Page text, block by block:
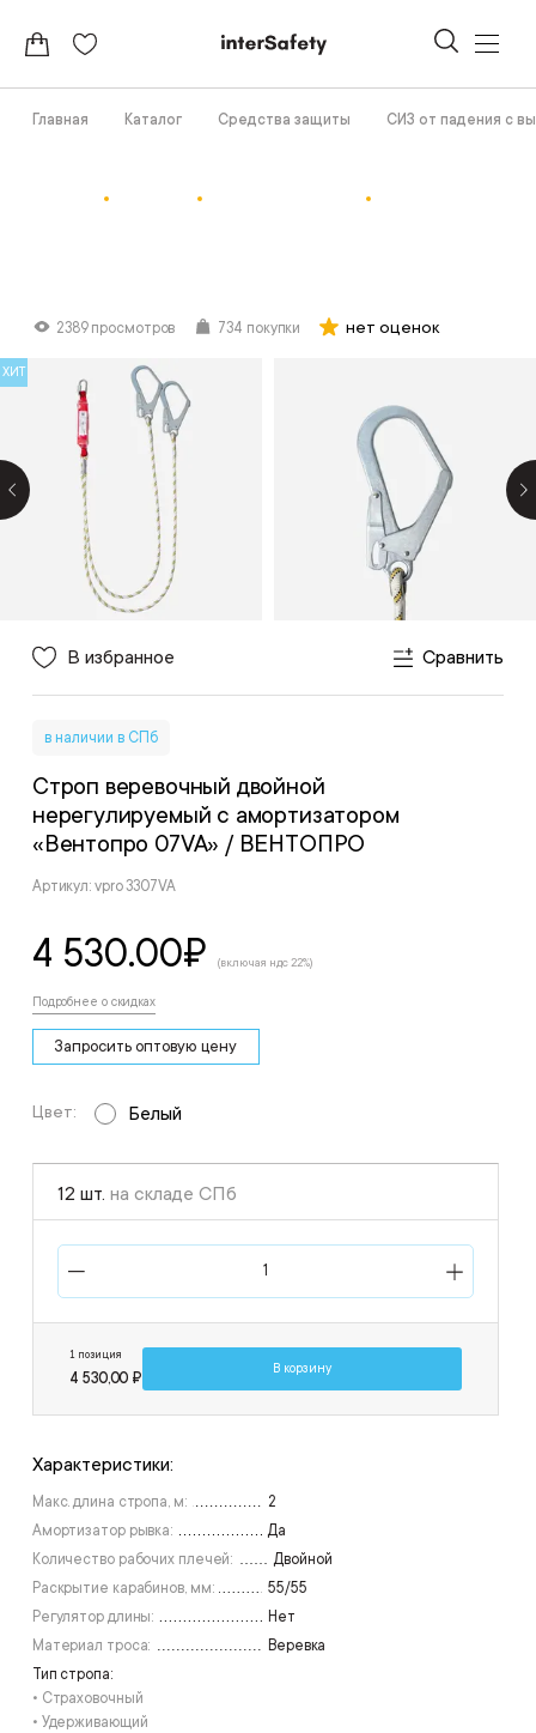
Главная Каталог Средства защиты СИЗ от падения с
2389 просмотров 734 покупки нет оценок
ХИТ
В избранное Сравнить
в наличии в СПб
Строп веревочный двойной
нерегулируемый с амортизатором
«Вентопро 07VA» / ВЕНТОПРО
Артикул: vpro 3307VA
4 530.00₽ (включая ндс 22%)
Подробнее о скидках
Запросить оптовую цену
Цвет: Белый
12 шт. на складе СПб
1 позиция
4 530,00 ₽
В корзину
Характеристики:
Макс. длина стропа, м:
2
Амортизатор рывка:
Да
Количество рабочих плечей:
Двойной
Раскрытие карабинов, мм:
55/55
Регулятор длины:
Нет
Материал троса:
Веревка
Тип стропа:
• Страховочный
• Удерживающий